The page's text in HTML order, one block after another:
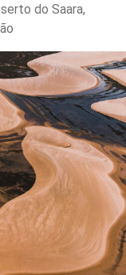
do Saara,